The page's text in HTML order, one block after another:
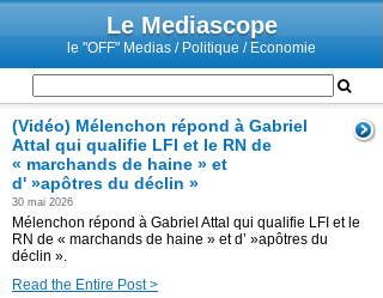
Le Mediascope
le "OFF" Medias / Politique / Economie
(Vidéo) Mélenchon répond à Gabriel
Attal qui qualifie LFI et le RN de
« marchands de haine » et
d' »apôtres du déclin »
30 mai 2026
Mélenchon répond à Gabriel Attal qui qualifie LFI et le
RN de « marchands de haine » et d’ »apôtres du
déclin ».
Read the Entire Post >